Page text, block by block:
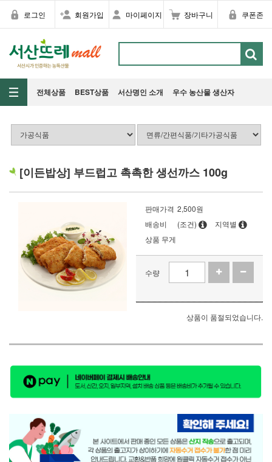
로그인 회원가입 마이페이지 장바구니 쿠폰존
전체상품 BEST상품 서산명인 소개 우수 농산물 생산자
[이든밥상] 부드럽고 촉촉한 생선까스 100g
판매가격 2,500원
배송비
(조건)
지역별
상품 무게
수량
상품이 품절되었습니다.